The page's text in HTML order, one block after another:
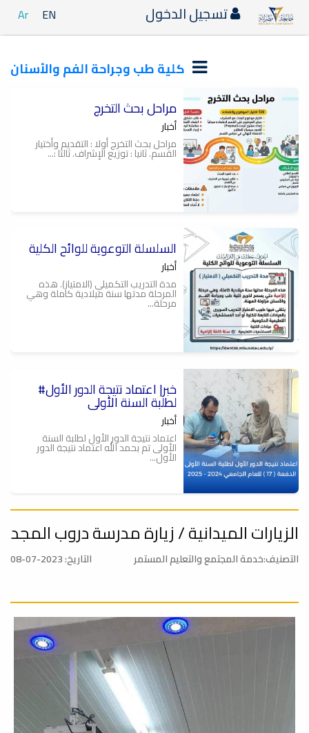
Ar EN تسجيل الدخول
كلية طب وجراحة الفم والأسنان
مراحل بحث التخرج
أخبار
مراحل بحث التخرج أولا : التقديم وأختيار
القسم. ثانيا : توزيع الإشراف. ثالثا :...
السلسلة التوعوية للوائح الكلية
أخبار
مدة التدريب التكميلي (الامتياز). هذه
المرحلة مدتها سنة ميلادية كاملة وهي
مرحلة...
#خبر| اعتماد نتيجة الدور الأول
لطلبة السنة الأولى
أخبار
اعتماد نتيجة الدور الأول لطلبة السنة
الأولى تم بحمد الله اعتماد نتيجة الدور
الأول...
تهنئة
أخبار
أوائل طلاب السنة الرابعة الدفعة
13
أخبار
الزيارات الميدانية / زيارة مدرسة دروب المجد
التصنيف:خدمة المجتمع والتعليم المستمر التاريخ: 2023-07-08